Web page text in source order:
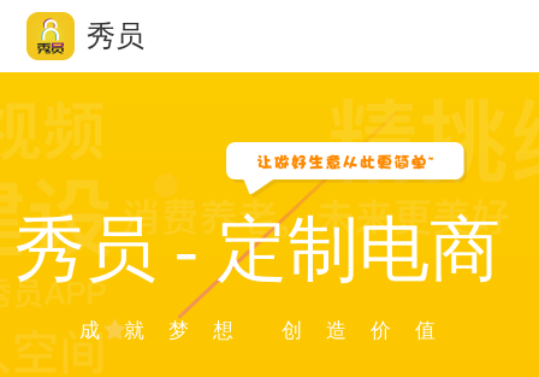
秀员
秀员 - 定制电商
成 就 梦 想 创 造 价 值
沪公网安备 31011502019932号